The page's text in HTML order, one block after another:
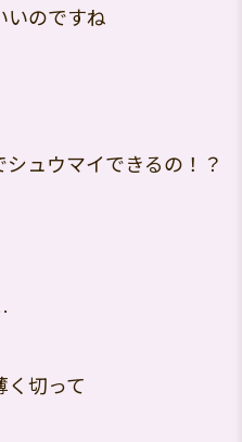
いのですね
ュウマイできるの！？
く切って